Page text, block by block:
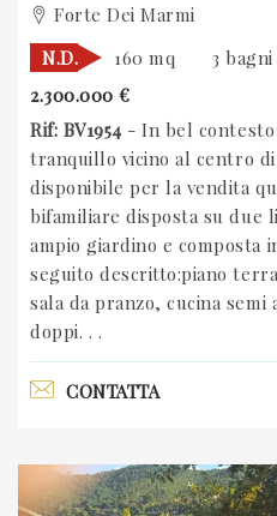
Forte Dei Marmi
N.D.
160 mq
3 bagni
2.300.000 €
Rif: BV1954 - In bel contesto
tranquillo vicino al centro
disponibile per la vendita
bifamiliare disposta su due
ampio giardino e composta
seguito descritto:piano
sala da pranzo, cucina semi
doppi. . .
CONTATTA